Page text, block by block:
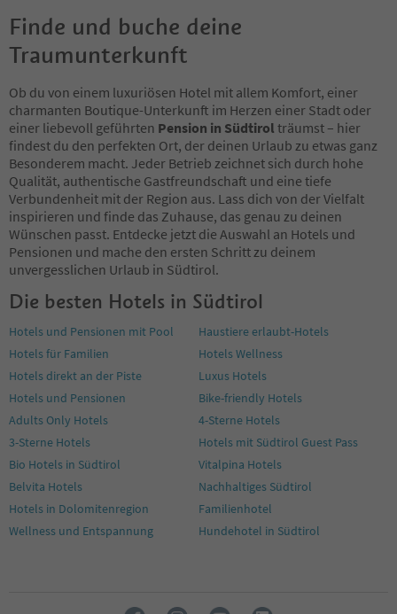
84
85
86
88
89
90
91
92
93
94
95
96
97
98
100
102
103
104
105
107
108
109
110
112
113
Finde und buche deine
Traumunterkunft
Ob du von einem luxuriösen Hotel mit allem Komfort, einer
charmanten Boutique-Unterkunft im Herzen einer Stadt oder
einer liebevoll geführten Pension in Südtirol träumst – hier
findest du den perfekten Ort, der deinen Urlaub zu etwas ganz
Besonderem macht. Jeder Betrieb zeichnet sich durch hohe
Qualität, authentische Gastfreundschaft und eine tiefe
Verbundenheit mit der Region aus. Lass dich von der Vielfalt
inspirieren und finde das Zuhause, das genau zu deinen
Wünschen passt. Entdecke jetzt die Auswahl an Hotels und
Pensionen und mache den ersten Schritt zu deinem
unvergesslichen Urlaub in Südtirol.
Die besten Hotels in Südtirol
Hotels und Pensionen mit Pool
Haustiere erlaubt-Hotels
Hotels für Familien
Hotels Wellness
Hotels direkt an der Piste
Luxus Hotels
Hotels und Pensionen
Bike-friendly Hotels
Adults Only Hotels
4-Sterne Hotels
3-Sterne Hotels
Hotels mit Südtirol Guest Pass
Bio Hotels in Südtirol
Vitalpina Hotels
Belvita Hotels
Nachhaltiges Südtirol
Hotels in Dolomitenregion
Familienhotel
Wellness und Entspannung
Hundehotel in Südtirol